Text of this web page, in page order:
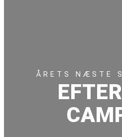
ÅRETS NÆSTE